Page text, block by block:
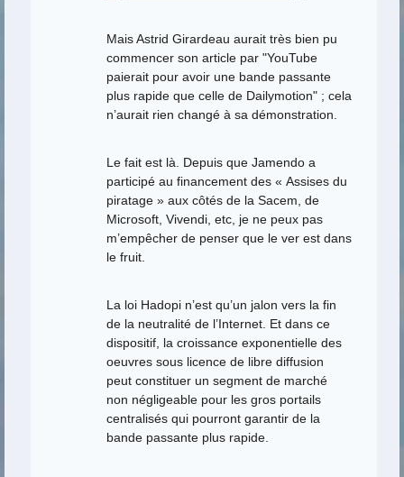
Mais Astrid Girardeau aurait très bien pu
commencer son article par "YouTube
paierait pour avoir une bande passante
plus rapide que celle de Dailymotion" ; cela
n’aurait rien changé à sa démonstration.
Le fait est là. Depuis que Jamendo a
participé au financement des « Assises du
piratage » aux côtés de la Sacem, de
Microsoft, Vivendi, etc, je ne peux pas
m’empêcher de penser que le ver est dans
le fruit.
La loi Hadopi n’est qu’un jalon vers la fin
de la neutralité de l’Internet. Et dans ce
dispositif, la croissance exponentielle des
oeuvres sous licence de libre diffusion
peut constituer un segment de marché
non négligeable pour les gros portails
centralisés qui pourront garantir de la
bande passante plus rapide.